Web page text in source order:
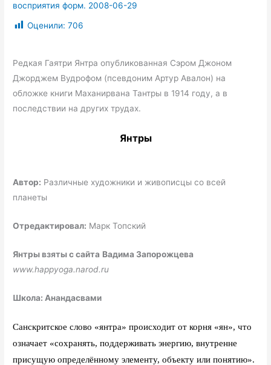
восприятия форм. 2008-06-29
Оценили: 706
Редкая Гаятри Янтра опубликованная Сэром Джоном
Джорджем Вудрофом (псевдоним Артур Авалон) на
обложке книги Маханирвана Тантры в 1914 году, а в
последствии на других трудах.
Янтры
Автор: Различные художники и живописцы со всей
планеты
Отредактировал: Марк Топский
Янтры взяты с сайта Вадима Запорожцева
www.happyoga.narod.ru
Школа: Анандасвами
Санскритское слово «янтра» происходит от корня «ян», что
означает «сохранять, поддерживать энергию, внутренне
присущую определённому элементу, объекту или понятию».